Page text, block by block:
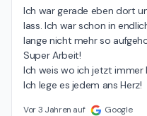
Ich war gerade eben dort
lass. Ich war schon in
lange nicht mehr so
Super Arbeit!
Ich weis wo ich jetzt immer
Ich lege es jedem ans Herz!
Vor 3 Jahren auf Google